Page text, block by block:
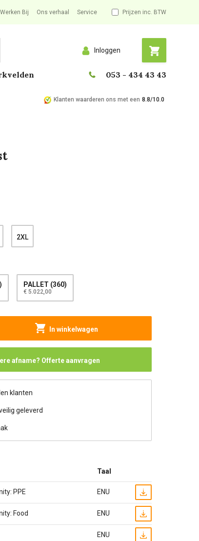
Werken Bij Ons verhaal Service Prijzen inc. BTW
Inloggen
053 - 434 43 43
Klanten waarderen ons met een 8.8/10.0
2XL
PALLET (360)
€ 5.022,00
In winkelwagen
afname? Offerte aanvragen
klanten
geleverd
Taal
PPE ENU
Food ENU
ENU